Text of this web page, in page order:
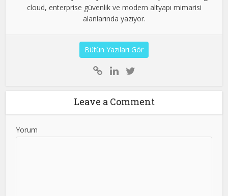
cloud, enterprise güvenlik ve modern altyapı mimarisi
alanlarında yazıyor.
Bütün Yazıları Gör
Leave a Comment
Yorum